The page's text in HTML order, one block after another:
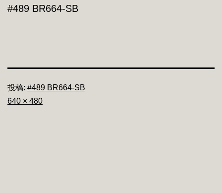
#489 BR664-SB
投稿: #489 BR664-SB
フ
640 × 480